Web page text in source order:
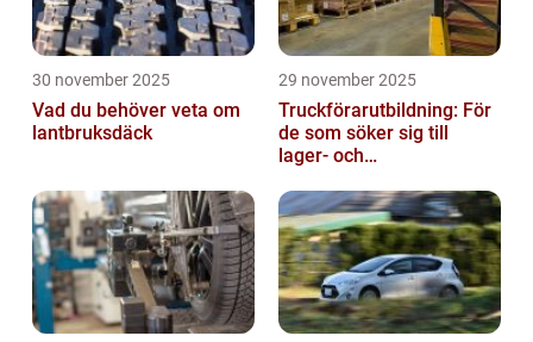
30 november 2025
Vad du behöver veta om
lantbruksdäck
29 november 2025
Truckförarutbildning: För
de som söker sig till
lager- och